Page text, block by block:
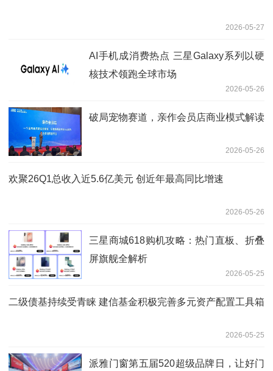
2026-05-27
AI手机成消费热点 三星Galaxy系列以硬
核技术领跑全球市场
2026-05-26
破局宠物赛道，亲作会员店商业模式解读
2026-05-26
欢聚26Q1总收入近5.6亿美元 创近年最高同比增速
2026-05-26
三星商城618购机攻略：热门直板、折叠
屏旗舰全解析
2026-05-25
二级债基持续受青睐 建信基金积极完善多元资产配置工具箱
2026-05-25
派雅门窗第五届520超级品牌日，让好门